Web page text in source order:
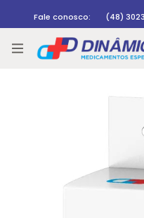
Fale conosco: (48)
Rastrear pedido